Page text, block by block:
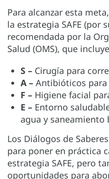
Para alcanzar esta
la estrategia SAFE (por
recomendada por la
Salud (OMS), que
S – Cirugía para
A – Antibióticos
F – Higiene facial
E – Entorno
agua y saneamiento
Los Diálogos de
para poner en práctica
estrategia SAFE, pero
oportunidades para